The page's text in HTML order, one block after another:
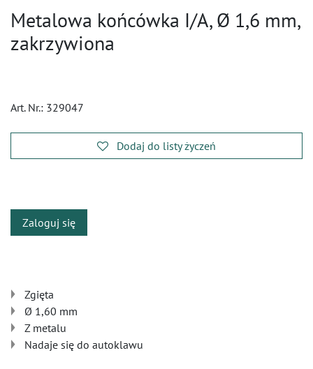
Metalowa końcówka I/A, Ø 1,6 mm,
zakrzywiona
Art. Nr.: 329047
Dodaj do listy życzeń
Zaloguj się
Zgięta
Ø 1,60 mm
Z metalu
Nadaje się do autoklawu